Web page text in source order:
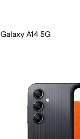
Galaxy A14 5G